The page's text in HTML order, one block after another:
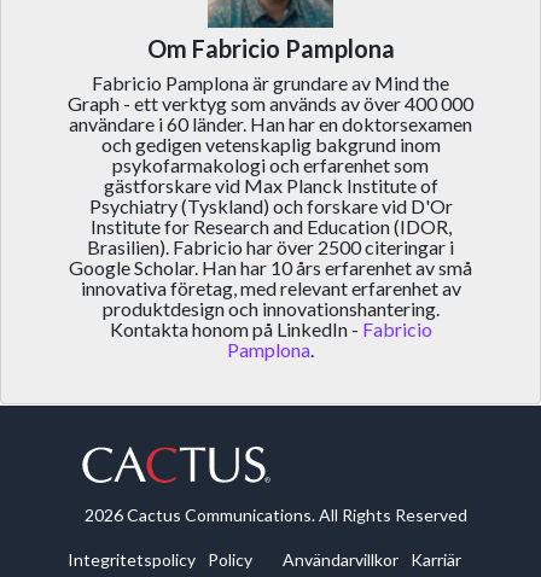
Om Fabricio Pamplona
Fabricio Pamplona är grundare av Mind the
Graph - ett verktyg som används av över 400 000
användare i 60 länder. Han har en doktorsexamen
och gedigen vetenskaplig bakgrund inom
psykofarmakologi och erfarenhet som
gästforskare vid Max Planck Institute of
Psychiatry (Tyskland) och forskare vid D'Or
Institute for Research and Education (IDOR,
Brasilien). Fabricio har över 2500 citeringar i
Google Scholar. Han har 10 års erfarenhet av små
innovativa företag, med relevant erfarenhet av
produktdesign och innovationshantering.
Kontakta honom på LinkedIn - Fabricio
Pamplona.
2026 Cactus Communications. All Rights Reserved
Integritetspolicy
Policy
Användarvillkor Karriär